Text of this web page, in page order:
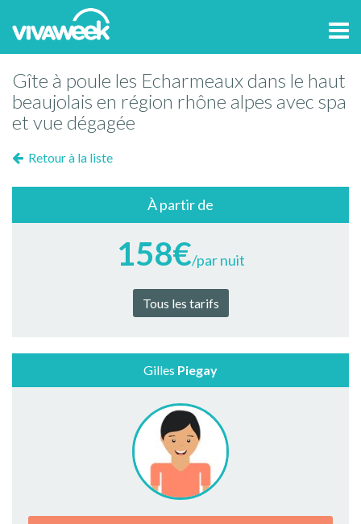
Gîte à poule les Echarmeaux dans le haut
beaujolais en région rhône alpes avec spa
et vue dégagée
Retour à la liste
À partir de
158€/par nuit
Tous les tarifs
Gilles Piegay